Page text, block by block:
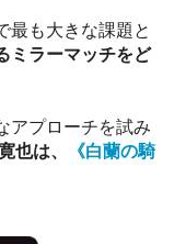
最も大きな課題と
ミラーマッチをど
アプローチを試み
也は、
《白蘭の騎